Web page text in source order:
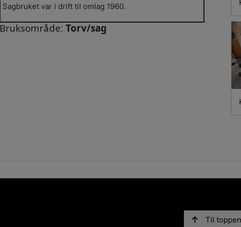
Sagbruket var i drift til omlag 1960.
Bruksområde:Torv/sag
Til toppen